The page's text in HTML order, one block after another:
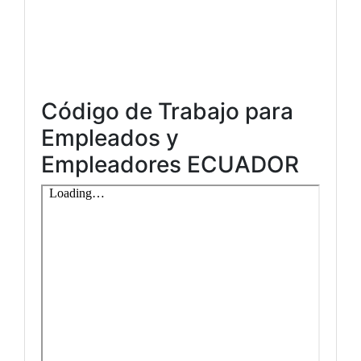
Código de Trabajo para
Empleados y
Empleadores ECUADOR